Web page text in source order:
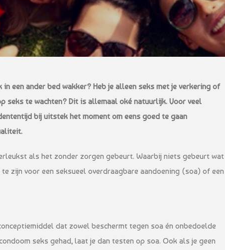
in een ander bed wakker? Heb je alleen seks met je verkering of
seks te wachten? Dit is allemaal oké natuurlijk. Voor veel
bij uitstek het moment om eens goed te gaan
als het zonder zorgen gebeurt. Waarbij niets gebeurt wat
zijn voor een seksueel overdraagbare aandoening (soa) of een
dat zowel beschermt tegen soa én onbedoelde
seks gehad, laat je dan testen op soa. Ook als je geen